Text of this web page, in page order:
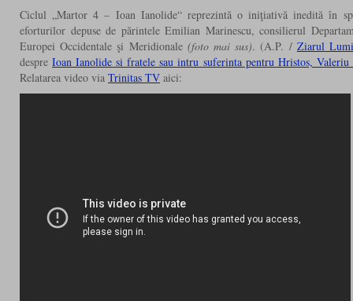
Ciclul „Martor 4 – Ioan Ianolide“ reprezintă o iniţiativă inedită în
eforturilor depuse de părintele Emilian Marinescu, consilierul
Europei Occidentale şi Meridionale (foto mai sus). (A.P. / Ziarul
despreIoan Ianolide si fratele sau intru suferinta pentru Hristos,
Relatarea video via Trinitas TV aici: